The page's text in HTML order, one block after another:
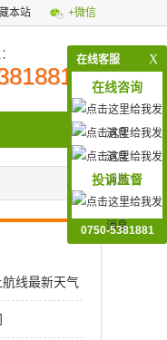
本站 +微信
航线最新天气
X
在线客服
在线咨询
投诉监督
0750-5381881